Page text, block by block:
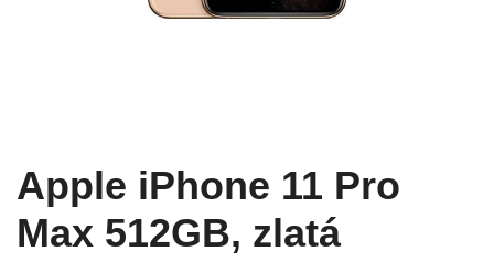
Apple iPhone 11 Pro
Max 512GB, zlatá